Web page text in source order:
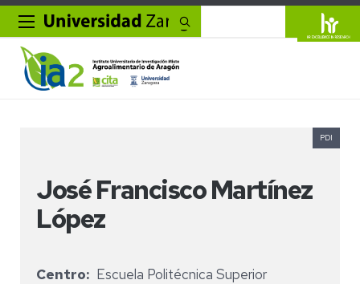
José Francisco Martínez
López
PDI
Centro
Escuela Politécnica Superior